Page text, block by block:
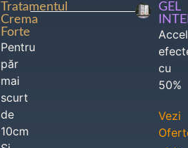
Tratamentul
Crema
Forte
Pentru
păr
mai
scurt
de
10cm
GEL
cu
50%
Vezi